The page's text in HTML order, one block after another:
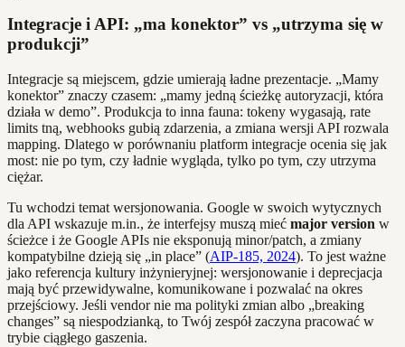
Integracje i API: „ma konektor” vs „utrzyma się w
produkcji”
Integracje są miejscem, gdzie umierają ładne prezentacje. „Mamy
konektor” znaczy czasem: „mamy jedną ścieżkę autoryzacji, która
działa w demo”. Produkcja to inna fauna: tokeny wygasają, rate
limits tną, webhooks gubią zdarzenia, a zmiana wersji API rozwala
mapping. Dlatego w porównaniu platform integracje ocenia się jak
most: nie po tym, czy ładnie wygląda, tylko po tym, czy utrzyma
ciężar.
Tu wchodzi temat wersjonowania. Google w swoich wytycznych
dla API wskazuje m.in., że interfejsy muszą mieć major version w
ścieżce i że Google APIs nie eksponują minor/patch, a zmiany
kompatybilne dzieją się „in place” (AIP‑185, 2024). To jest ważne
jako referencja kultury inżynieryjnej: wersjonowanie i deprecjacja
mają być przewidywalne, komunikowane i pozwalać na okres
przejściowy. Jeśli vendor nie ma polityki zmian albo „breaking
changes” są niespodzianką, to Twój zespół zaczyna pracować w
trybie ciągłego gaszenia.